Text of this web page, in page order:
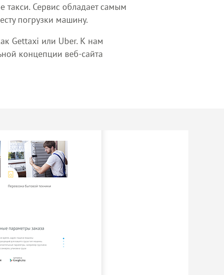
такси. Сервис обладает самым
погрузки машину.
Gettaxi или Uber. К нам
концепции веб-сайта